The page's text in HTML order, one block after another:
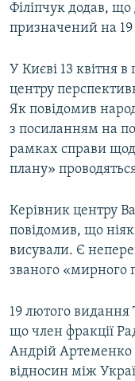
Філіпчук додав, що
призначений на 19
У Києві 13 квітня
центру
Як повідомив
з посиланням на
рамках справи
плану» проводяться
Керівник центру
повідомив, що
висували. Є
званого «мирного
19 лютого видання
що член фракції
Андрій Артеменко
відносин між